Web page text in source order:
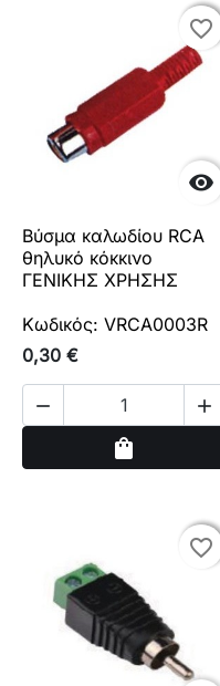

favorite_border
favorite_border
Βύσμα καλωδίου RCA
θηλυκό κόκκινο
ΓΕΝΙΚΗΣ ΧΡΗΣΗΣ
Κωδικός: VRCA0003R
0,30 €
 
shopping_bag
favorite_border
favorite_border